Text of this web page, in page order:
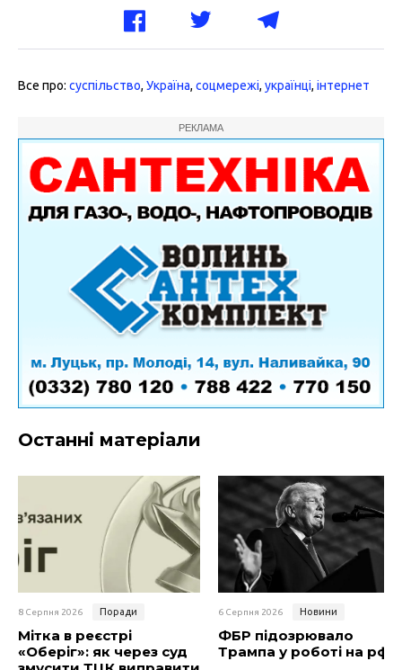
Все про: суспільство, Україна, соцмережі, українці, інтернет
РЕКЛАМА
Останні матеріали
8 Серпня 2026 Поради
Мітка в реєстрі
«Оберіг»: як через суд
6 Серпня 2026 Новини
ФБР підозрювало
Трампа у роботі на рф